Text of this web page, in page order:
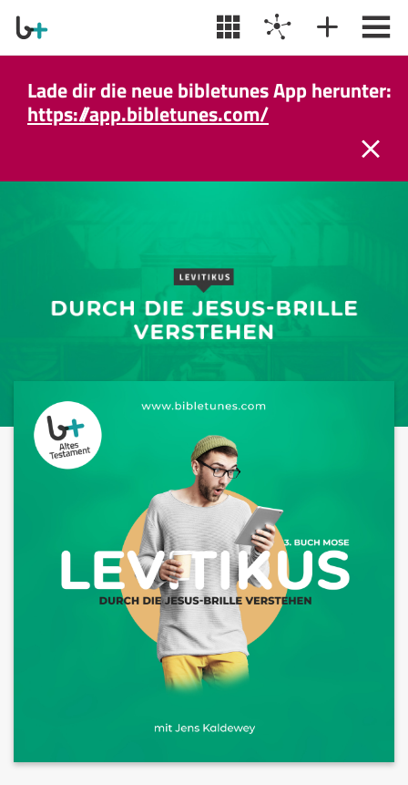
Lade dir die neue bibletunes App herunter:
https://app.bibletunes.com/